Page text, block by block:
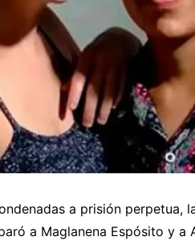
a prisión perpetua,
a Maglanena Espósito y a